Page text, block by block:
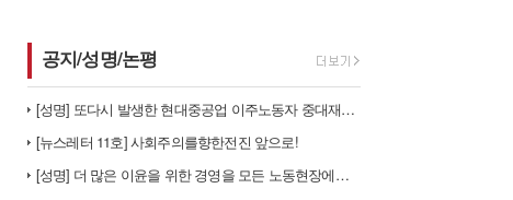
공지/성명/논평
[성명] 또다시 발생한 현대중공업 이주노동자 중대재해 - 현대중공업과 한…
[뉴스레터 11호] 사회주의를향한전진 앞으로!
[성명] 더 많은 이윤을 위한 경영을 모든 노동현장에서 철폐하라